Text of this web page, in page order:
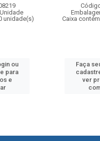
unidade(s)
ou
para
e
Caixa
Faça
ver